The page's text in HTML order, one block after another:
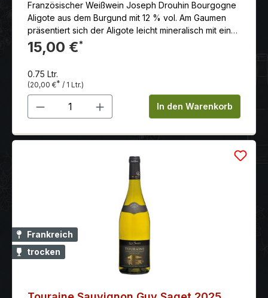
Französischer Weißwein Joseph Drouhin Bourgogne
Aligote aus dem Burgund mit 12 % vol. Am Gaumen
präsentiert sich der Aligote leicht mineralisch mit einer
dezenten Säurestruktur, saftige Fruchtfülle mit
zartherbem Nachhall.
15,00 €*
0.75 Ltr.
(20,00 €* / 1 Ltr.)
Produkt Anzahl: Gib denIn den Warenkorb
Frankreich
trocken